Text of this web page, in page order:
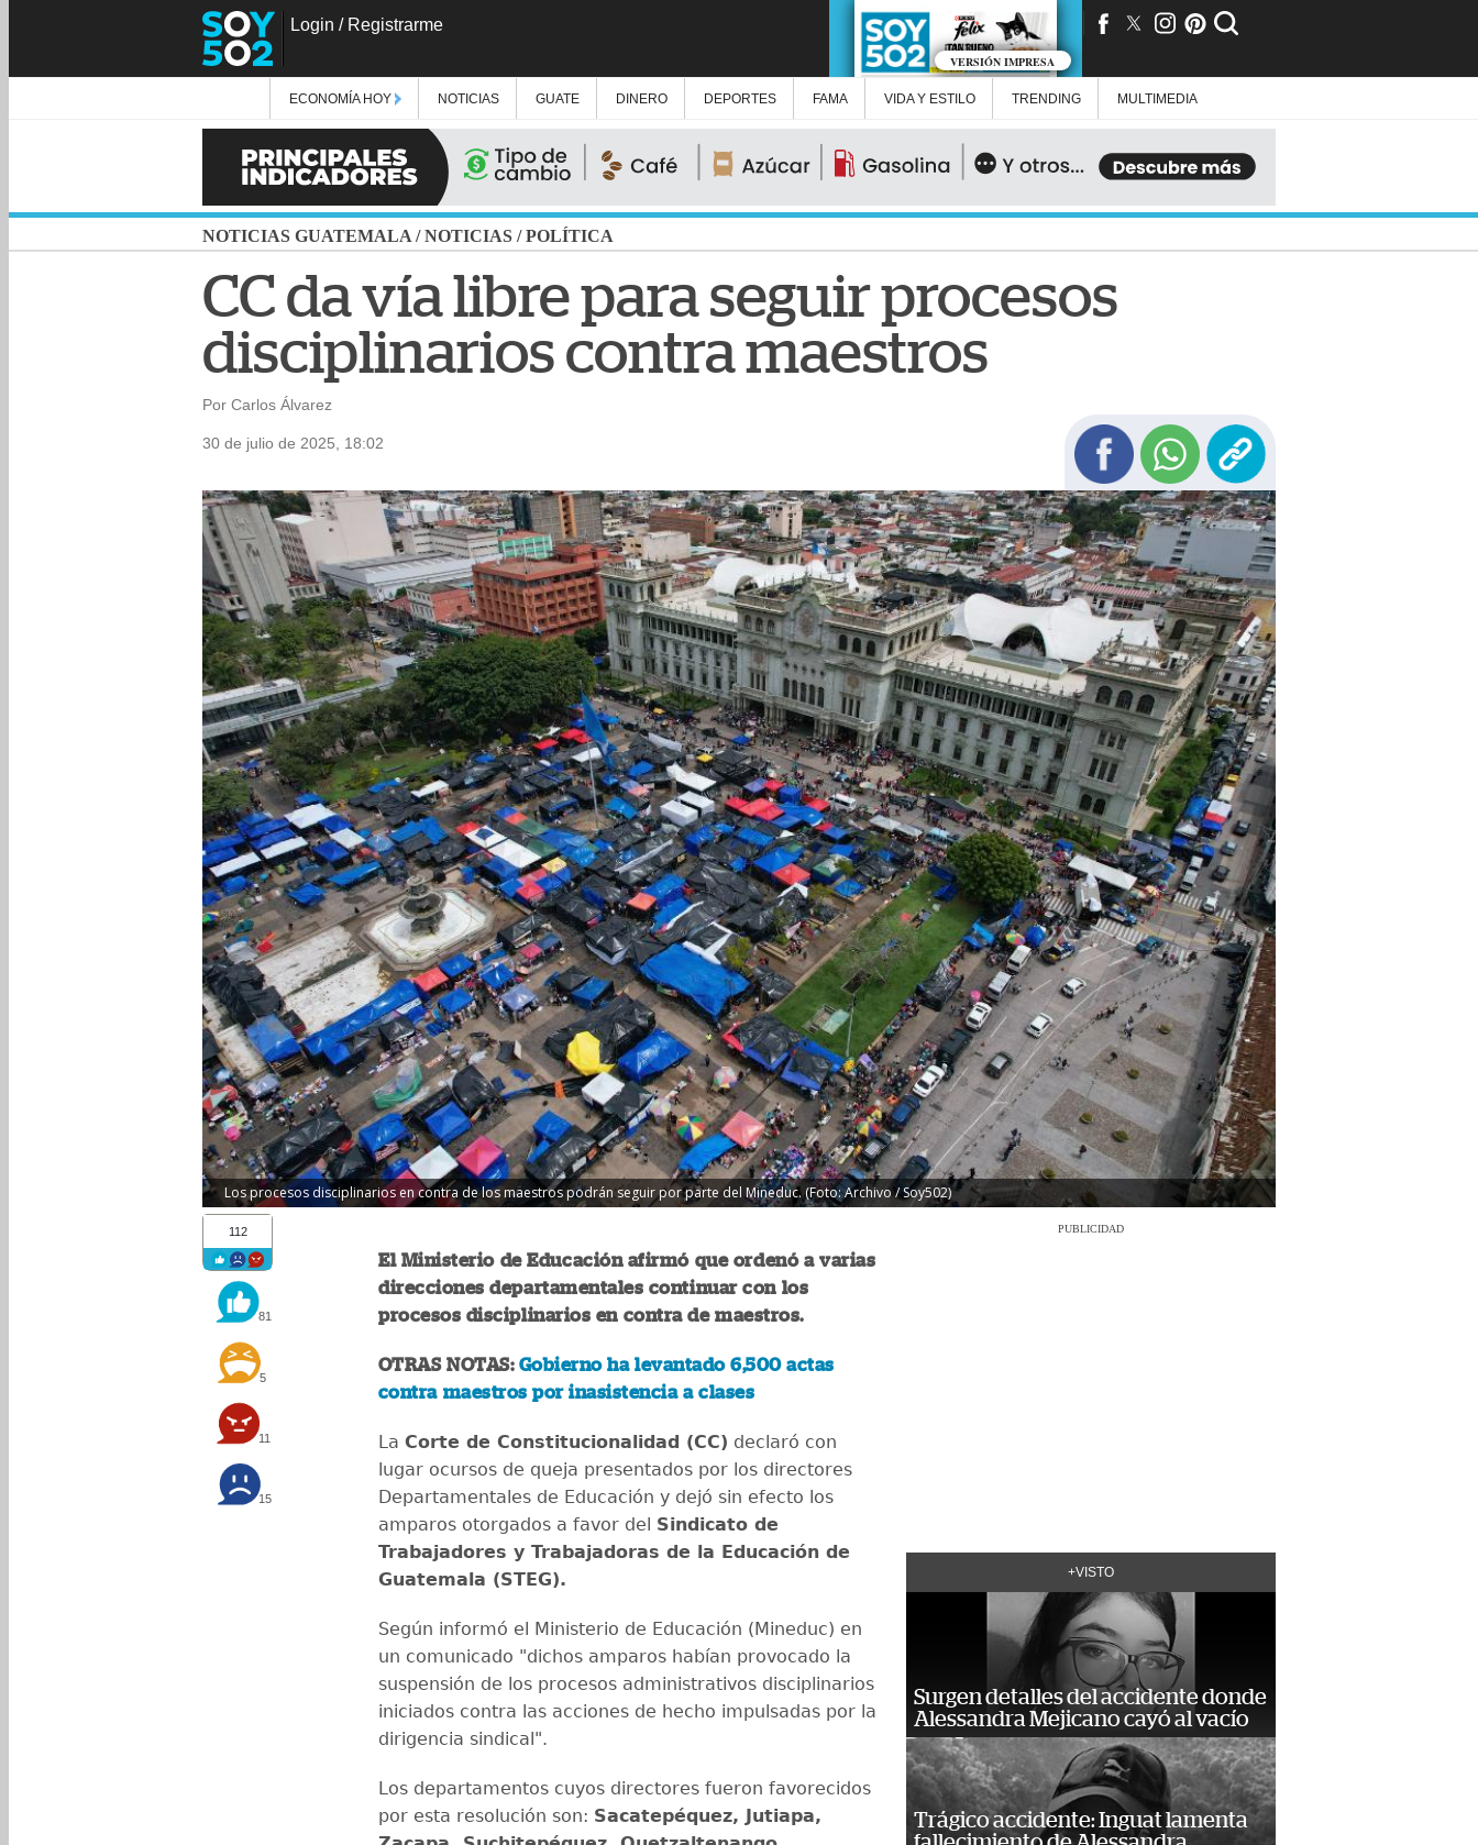
Login / Registrarme
VERSIÓN IMPRESA
ECONOMÍA HOY NOTICIAS GUATE DINERO DEPORTES FAMA VIDA Y ESTILO TRENDING MULTIMEDIA
NOTICIAS GUATEMALA /NOTICIAS /POLÍTICA
CC da vía libre para seguir procesos
disciplinarios contra maestros
Por Carlos Álvarez
30 de julio de 2025, 18:02
Los procesos disciplinarios en contra de los maestros podrán seguir por parte del Mineduc. (Foto: Archivo / Soy502)
112
81
5
11
15
El Ministerio de Educación afirmó que ordenó a varias
direcciones departamentales continuar con los
procesos disciplinarios en contra de maestros.
OTRAS NOTAS: Gobierno ha levantado 6,500 actas
contra maestros por inasistencia a clases
La Corte de Constitucionalidad (CC) declaró con
lugar ocursos de queja presentados por los directores
Departamentales de Educación y dejó sin efecto los
amparos otorgados a favor del Sindicato de
Trabajadores y Trabajadoras de la Educación de
Guatemala (STEG).
Según informó el Ministerio de Educación (Mineduc) en
un comunicado "dichos amparos habían provocado la
suspensión de los procesos administrativos disciplinarios
iniciados contra las acciones de hecho impulsadas por la
dirigencia sindical".
Los departamentos cuyos directores fueron favorecidos
por esta resolución son: Sacatepéquez, Jutiapa,
PUBLICIDAD
+VISTO
Surgen detalles del accidente donde
Alessandra Mejicano cayó al vacío
Trágico accidente: Inguat lamenta